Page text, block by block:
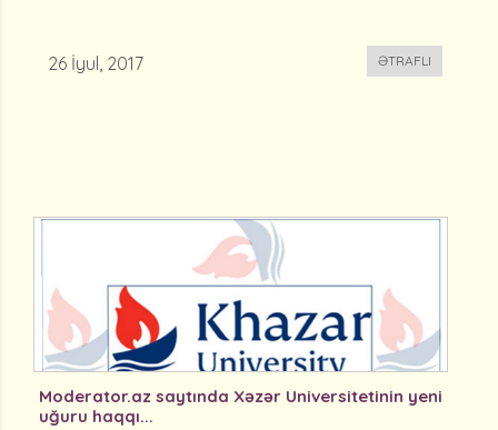
26 İyul, 2017 ƏTRAFLI
Moderator.az saytında Xəzər Universitetinin yeni
uğuru haqqı...